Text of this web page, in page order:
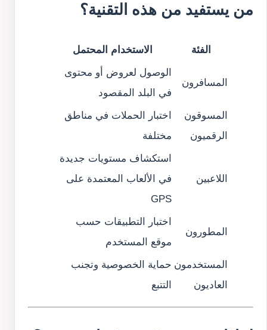
من يستفيد من هذه التقنية؟
الفئة الاستخدام المحتمل
المسافرون
الوصول لعروض أو محتوى
في البلد المقصود
المسوقون
الرقميون
اختبار الحملات في مناطق
مختلفة
اللاعبين
استكشاف مستويات جديدة
في الألعاب المعتمدة على
GPS
المطورون
اختبار التطبيقات حسب
موقع المستخدم
المستخدمون
العاديون
حماية الخصوصية وتجنب
التتبع